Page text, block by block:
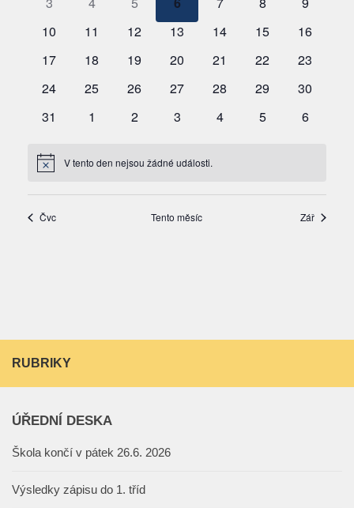
RUBRIKY
ÚŘEDNÍ DESKA
Škola končí v pátek 26.6. 2026
Výsledky zápisu do 1. tříd